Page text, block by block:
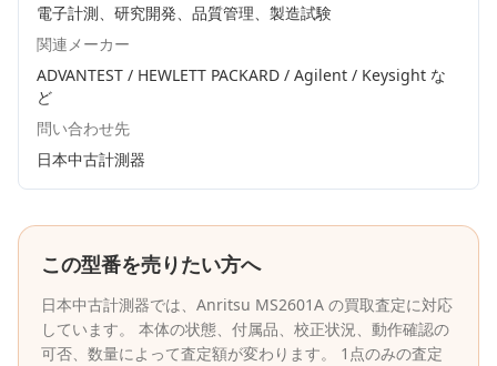
電子計測、研究開発、品質管理、製造試験
関連メーカー
ADVANTEST / HEWLETT PACKARD / Agilent / Keysight な
ど
問い合わせ先
日本中古計測器
この型番を売りたい方へ
日本中古計測器では、 Anritsu MS2601A の買取査定に対応
しています。 本体の状態、付属品、校正状況、動作確認の
可否、数量によって査定額が変わります。 1点のみの査定